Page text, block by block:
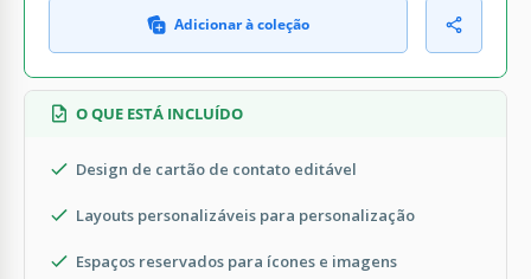
Adicionar à coleção
O QUE ESTÁ INCLUÍDO
Design de cartão de contato editável
Layouts personalizáveis para personalização
Espaços reservados para ícones e imagens